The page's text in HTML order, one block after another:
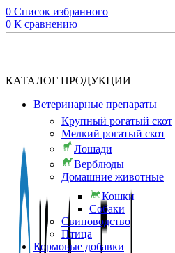
0 Список избранного
0 К сравнению
КАТАЛОГ ПРОДУКЦИИ
Ветеринарные препараты
Крупный рогатый скот
Мелкий рогатый скот
Лошади
Верблюды
Домашние животные
Кошки
Собаки
Свиноводство
Птица
Кормовые добавки